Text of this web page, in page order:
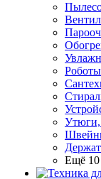
Утюги,
Ещё 10